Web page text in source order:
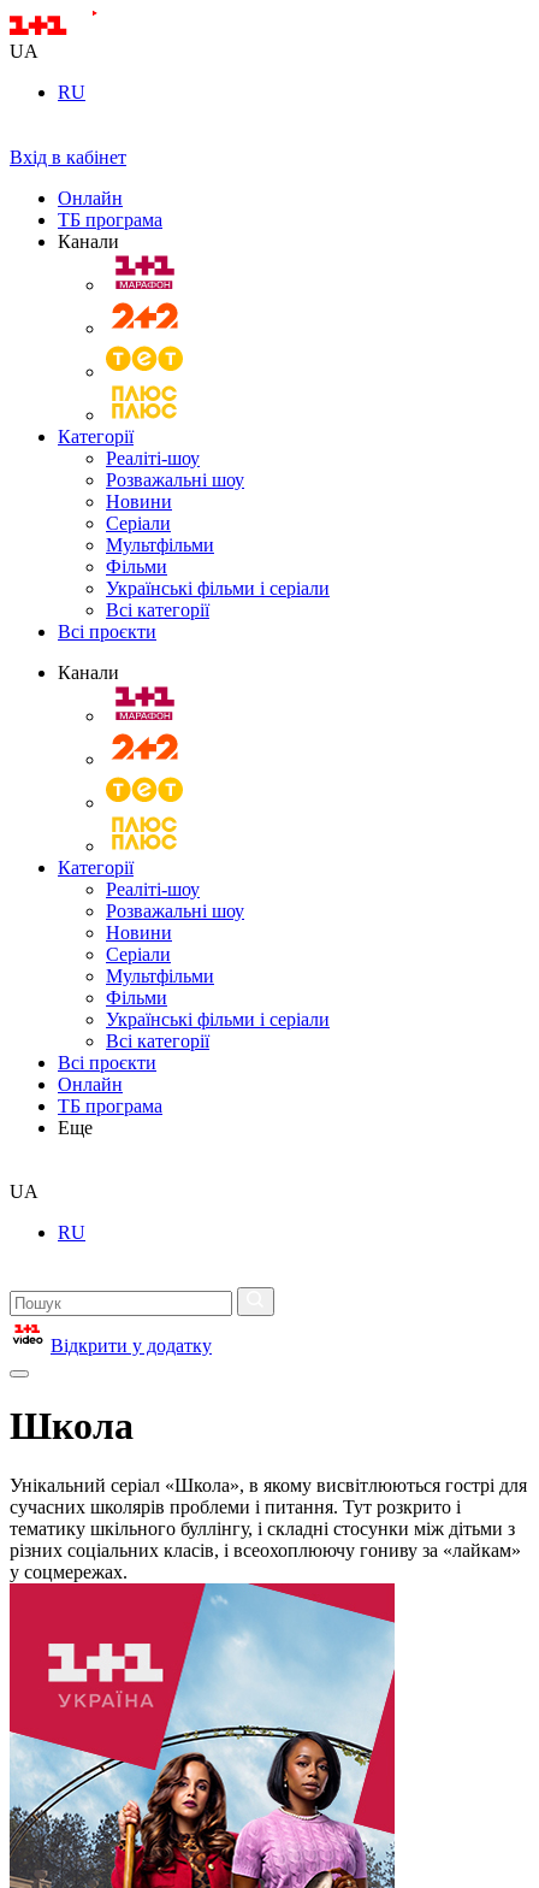
UA
RU
Вхід в кабінет
Онлайн
ТБ програма
Канали
Категорії
Реаліті-шоу
Розважальні шоу
Новини
Серіали
Мультфільми
Фільми
Українські фільми і серіали
Всі категорії
Всі проєкти
Канали
Категорії
Реаліті-шоу
Розважальні шоу
Новини
Серіали
Мультфільми
Фільми
Українські фільми і серіали
Всі категорії
Всі проєкти
Онлайн
ТБ програма
Еще
UA
RU
Відкрити у додатку
Школа
Унікальний серіал «Школа», в якому висвітлюються гострі для
сучасних школярів проблеми і питання. Тут розкрито і
тематику шкільного буллінгу, і складні стосунки між дітьми з
різних соціальних класів, і всеохоплюючу гониву за «лайкам»
у соцмережах.